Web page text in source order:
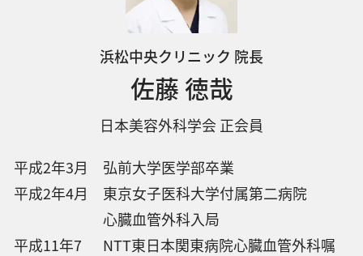
浜松中央クリニック 院長
佐藤 徳哉
日本美容外科学会 正会員
平成2年3月
弘前大学医学部卒業
平成2年4月
東京女子医科大学付属第二病院
心臓血管外科入局
平成11年7
NTT東日本関東病院心臓血管外科嘱